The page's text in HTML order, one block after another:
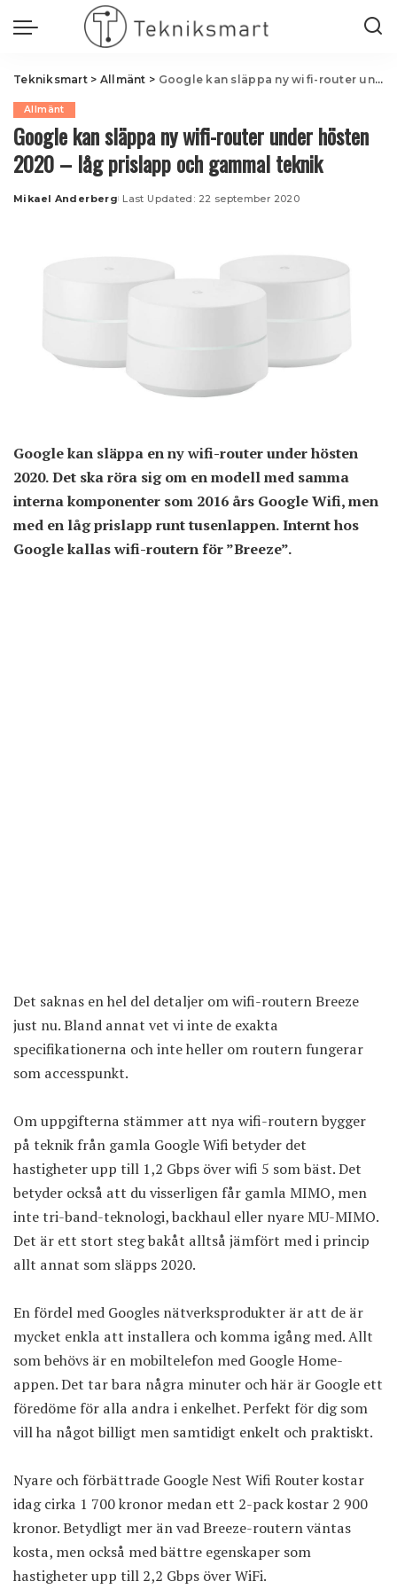
Tekniksmart> Allmänt > Google kan släppa ny wifi-router under hösten 2020 – låg prislapp och gammal teknik
Allmänt
Google kan släppa ny wifi-router under hösten
2020 – låg prislapp och gammal teknik
Posted
Mikael Anderberg Last Updated: 22 september 2020
Google kan släppa en ny wifi-router under hösten
2020. Det ska röra sig om en modell med samma
interna komponenter som 2016 års Google Wifi, men
med en låg prislapp runt tusenlappen. Internt hos
Google kallas wifi-routern för ”Breeze”.
Det saknas en hel del detaljer om wifi-routern Breeze
just nu. Bland annat vet vi inte de exakta
specifikationerna och inte heller om routern fungerar
som accesspunkt.
Om uppgifterna stämmer att nya wifi-routern bygger
på teknik från gamla Google Wifi betyder det
hastigheter upp till 1,2 Gbps över wifi 5 som bäst. Det
betyder också att du visserligen får gamla MIMO, men
inte tri-band-teknologi, backhaul eller nyare MU-MIMO.
Det är ett stort steg bakåt alltså jämfört med i princip
allt annat som släpps 2020.
En fördel med Googles nätverksprodukter är att de är
mycket enkla att installera och komma igång med. Allt
som behövs är en mobiltelefon med Google Home-
appen. Det tar bara några minuter och här är Google ett
föredöme för alla andra i enkelhet. Perfekt för dig som
vill ha något billigt men samtidigt enkelt och praktiskt.
Nyare och förbättrade Google Nest Wifi Router kostar
idagcirka 1 700 kronor medan ett 2-pack kostar 2 900
kronor. Betydligt mer än vad Breeze-routern väntas
kosta, men också med bättre egenskaper som
hastigheter upp till 2,2 Gbps över WiFi.